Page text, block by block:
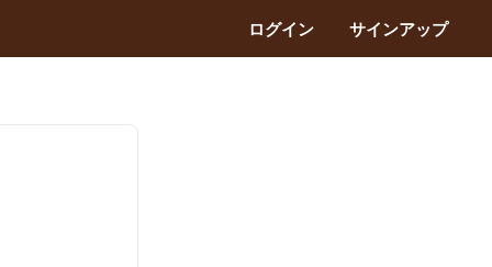
ログイン サインアップ